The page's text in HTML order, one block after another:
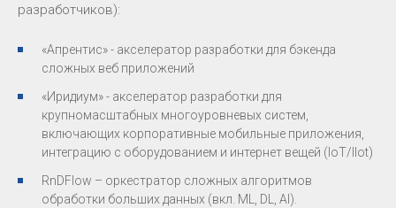
разработчиков):
«Апрентис» - акселератор разработки для бэкенда
сложных веб приложений
«Иридиум» - акселератор разработки для
крупномасштабных многоуровневых систем,
включающих корпоративные мобильные приложения,
интеграцию с оборудованием и интернет вещей (IoT/IIot)
RnDFlow – оркестратор сложных алгоритмов
обработки больших данных (вкл. ML, DL, AI).